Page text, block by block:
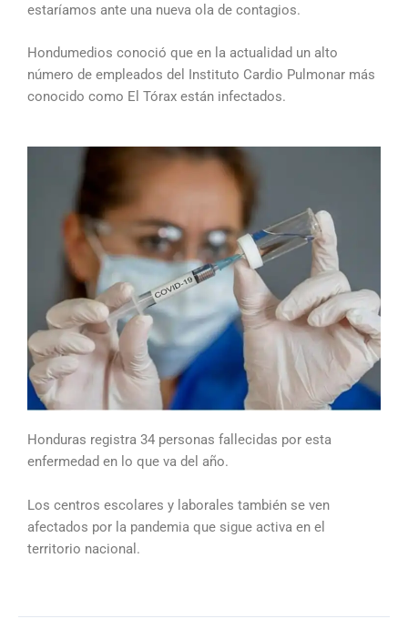
estaríamos ante una nueva ola de contagios.
Hondumedios conoció que en la actualidad un alto
número de empleados del Instituto Cardio Pulmonar más
conocido como El Tórax están infectados.
Honduras registra 34 personas fallecidas por esta
enfermedad en lo que va del año.
Los centros escolares y laborales también se ven
afectados por la pandemia que sigue activa en el
territorio nacional.